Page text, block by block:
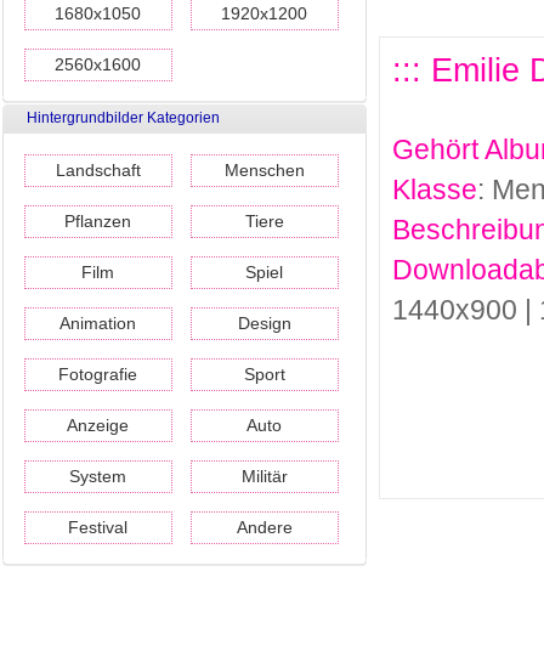
1680x1050 1920x1200
2560x1600
Hintergrundbilder Kategorien
Landschaft Menschen
Pflanzen Tiere
Film Spiel
Animation Design
Fotografie Sport
Anzeige Auto
System Militär
Festival Andere
::: Emilie
Gehört
Klasse:
1440x900 |